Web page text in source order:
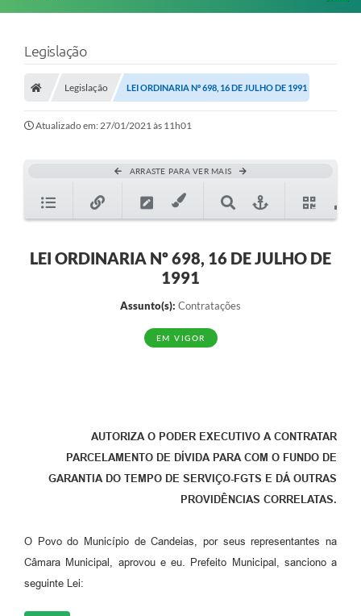
A Prefeitura
Diário Oficial
TRANSPARÊNCIA
Contato
Notícias
Denúncia de Lotes sujos e entulhos
Fila de espera SUS
Publicações
Vigilância em Saúde
Legislação
Legislação LEI ORDINARIA Nº 698, 16 DE JULHO DE 1991
Atualizado em: 27/01/2021 às 11h01
ARRASTE PARA VER MAIS
LEI ORDINARIA Nº 698, 16 DE JULHO DE
1991
Assunto(s): Contratações
EM VIGOR
AUTORIZA O PODER EXECUTIVO A CONTRATAR
PARCELAMENTO DE DÍVIDA PARA COM O FUNDO DE
GARANTIA DO TEMPO DE SERVIÇO-FGTS E DÁ OUTRAS
PROVIDÊNCIAS CORRELATAS.
O Povo do Município de Candeias, por seus representantes na
Câmara Municipal, aprovou e eu. Prefeito Municipal, sanciono a
seguinte Lei: